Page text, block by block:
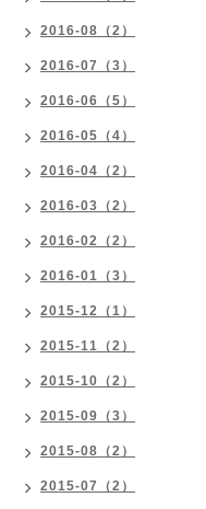
2016-08（2）
2016-07（3）
2016-06（5）
2016-05（4）
2016-04（2）
2016-03（2）
2016-02（2）
2016-01（3）
2015-12（1）
2015-11（2）
2015-10（2）
2015-09（3）
2015-08（2）
2015-07（2）